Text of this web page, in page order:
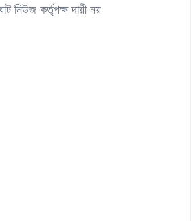
নিউজ কর্তৃপক্ষ দায়ী নয়